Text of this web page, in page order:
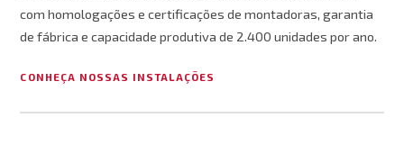
com homologações e certificações de montadoras, garantia
de fábrica e capacidade produtiva de 2.400 unidades por ano.
CONHEÇA NOSSAS INSTALAÇÕES